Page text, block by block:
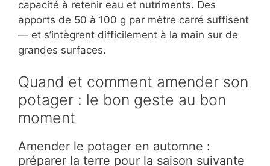
capacité à retenir eau et nutriments. Des
apports de 50 à 100 g par mètre carré suffisent
— et s’intègrent difficilement à la main sur de
grandes surfaces.
Quand et comment amender son
potager : le bon geste au bon
moment
Amender le potager en automne :
préparer la terre pour la saison suivante